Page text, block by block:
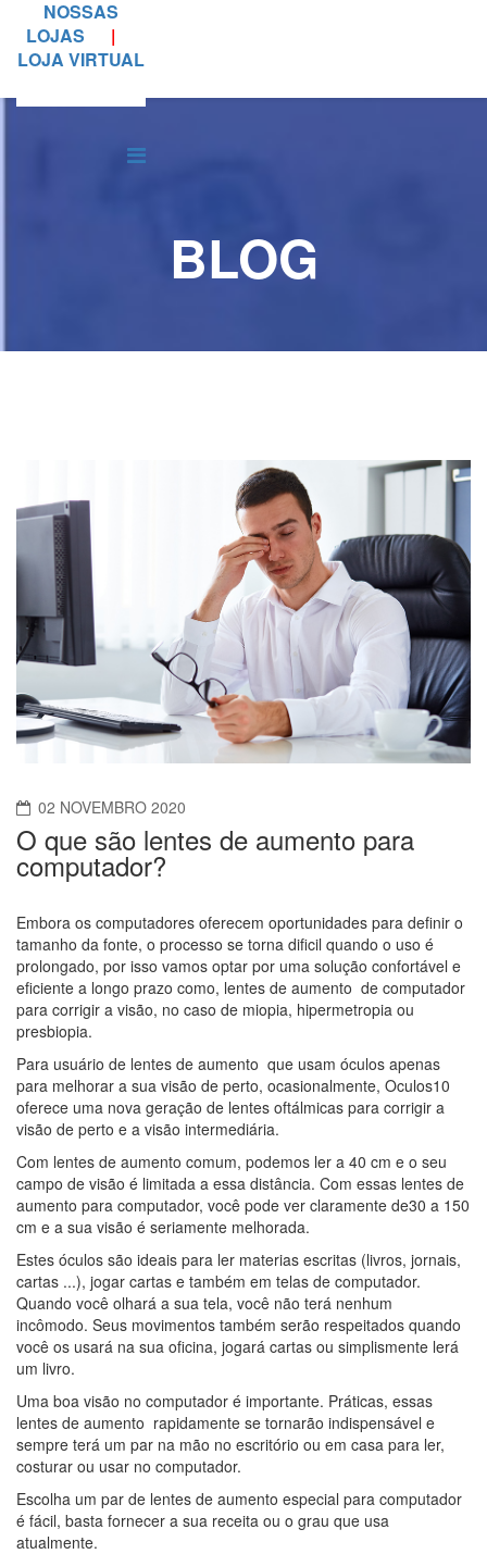
NOSSAS
LOJAS
|
LOJA VIRTUAL
BLOG
02 NOVEMBRO 2020
O que são lentes de aumento para
computador?
Embora os computadores oferecem oportunidades para definir o
tamanho da fonte, o processo se torna dificil quando o uso é
prolongado, por isso vamos optar por uma solução confortável e
eficiente a longo prazo como, lentes de aumento de computador
para corrigir a visão, no caso de miopia, hipermetropia ou
presbiopia.
Para usuário de lentes de aumento que usam óculos apenas
para melhorar a sua visão de perto, ocasionalmente, Oculos10
oferece uma nova geração de lentes oftálmicas para corrigir a
visão de perto e a visão intermediária.
Com lentes de aumento comum, podemos ler a 40 cm e o seu
campo de visão é limitada a essa distância. Com essas lentes de
aumento para computador, você pode ver claramente de30 a 150
cm e a sua visão é seriamente melhorada.
Estes óculos são ideais para ler materias escritas (livros, jornais,
cartas ...), jogar cartas e também em telas de computador.
Quando você olhará a sua tela, você não terá nenhum
incômodo. Seus movimentos também serão respeitados quando
você os usará na sua oficina, jogará cartas ou simplismente lerá
um livro.
Uma boa visão no computador é importante. Práticas, essas
lentes de aumento rapidamente se tornarão indispensável e
sempre terá um par na mão no escritório ou em casa para ler,
costurar ou usar no computador.
Escolha um par de lentes de aumento especial para computador
é fácil, basta fornecer a sua receita ou o grau que usa
atualmente.